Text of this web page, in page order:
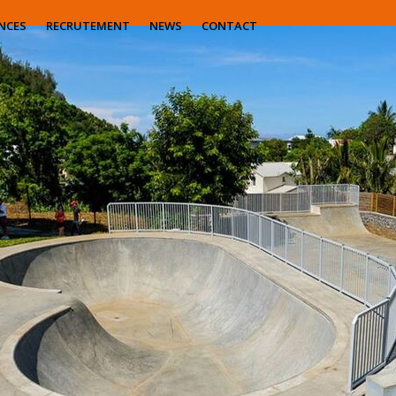
RECRUTEMENT NEWS CONTACT